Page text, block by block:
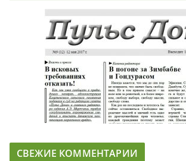
СВЕЖИЕ КОММЕНТАРИИ